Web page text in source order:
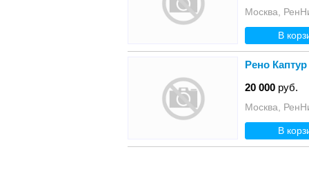
Москва,
В
Рено
20 000 руб.
Москва,
В